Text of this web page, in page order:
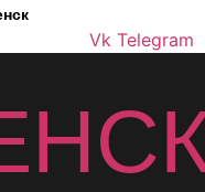
Vk Telegram